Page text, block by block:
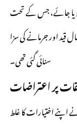
قرار دیا جائے، جس کے تحت
ٹی آئی کو 14 سال قید اور بشریٰ بی بی کو 7 سال قید اور جرمانے کی سزا
سنائی گئی تھی۔
پر اعتراضات
اپنے اختیارات کا غلط